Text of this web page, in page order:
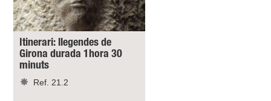
Itinerari: llegendes de
Girona durada 1hora 30
minuts
Ref. 21.2